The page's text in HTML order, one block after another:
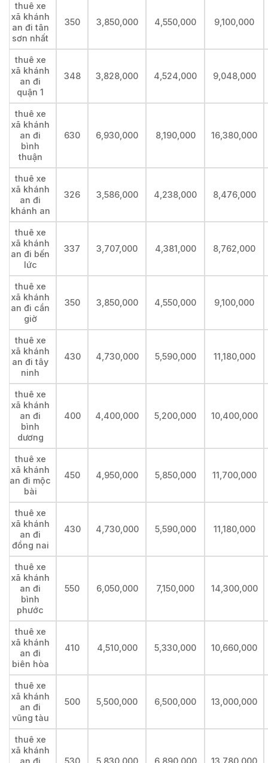
thuê xe
xã khánh
an đi tân
sơn nhất
350 3,850,000 4,550,000 9,100,000
thuê xe
xã khánh
an đi
quận 1
348 3,828,000 4,524,000 9,048,000
thuê xe
xã khánh
an đi
bình
thuận
630 6,930,000 8,190,000 16,380,000
thuê xe
xã khánh
an đi
khánh an
326 3,586,000 4,238,000 8,476,000
thuê xe
xã khánh
an đi bến
lức
337 3,707,000 4,381,000 8,762,000
thuê xe
xã khánh
an đi cần
giờ
350 3,850,000 4,550,000 9,100,000
thuê xe
xã khánh
an đi tây
ninh
430 4,730,000 5,590,000 11,180,000
thuê xe
xã khánh
an đi
bình
dương
400 4,400,000 5,200,000 10,400,000
thuê xe
xã khánh
an đi mộc
bài
450 4,950,000 5,850,000 11,700,000
thuê xe
xã khánh
an đi
đồng nai
430 4,730,000 5,590,000 11,180,000
thuê xe
xã khánh
an đi
bình
phước
550 6,050,000 7,150,000 14,300,000
thuê xe
xã khánh
an đi
biên hòa
410 4,510,000 5,330,000 10,660,000
thuê xe
xã khánh
an đi
vũng tàu
500 5,500,000 6,500,000 13,000,000
thuê xe
xã khánh